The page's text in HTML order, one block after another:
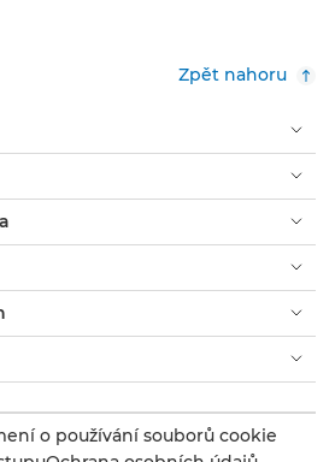
Zpět nahoru
o používání souborů cookie